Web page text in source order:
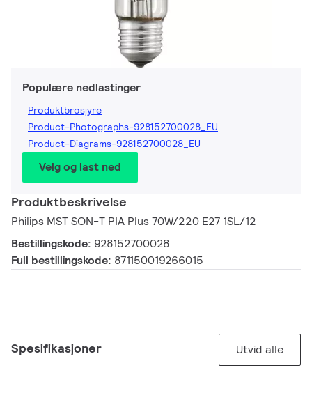
Populære nedlastinger
Produktbrosjyre
Product-Photographs-928152700028_EU
Product-Diagrams-928152700028_EU
Velg og last ned
Produktbeskrivelse
Philips MST SON-T PIA Plus 70W/220 E27 1SL/12
Bestillingskode: 928152700028
Full bestillingskode: 871150019266015
Spesifikasjoner Utvid alle